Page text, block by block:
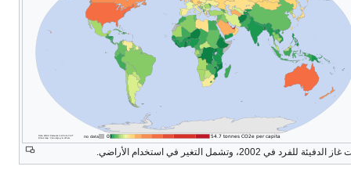
للفرد في 2002، وتشمل التغير في استخدام الأراضي.